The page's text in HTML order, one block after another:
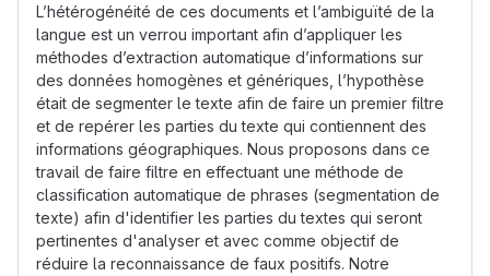
L’hétérogénéité de ces documents et l’ambiguïté de la
langue est un verrou important afin d’appliquer les
méthodes d’extraction automatique d’informations sur
des données homogènes et génériques, l’hypothèse
était de segmenter le texte afin de faire un premier filtre
et de repérer les parties du texte qui contiennent des
informations géographiques. Nous proposons dans ce
travail de faire filtre en effectuant une méthode de
classification automatique de phrases (segmentation de
texte) afin d'identifier les parties du textes qui seront
pertinentes d'analyser et avec comme objectif de
réduire la reconnaissance de faux positifs. Notre